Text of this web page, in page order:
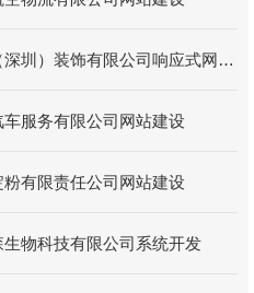
深圳）装饰有限公司响应式网站
车服务有限公司网站建设
粉有限责任公司网站建设
生物科技有限公司系统开发